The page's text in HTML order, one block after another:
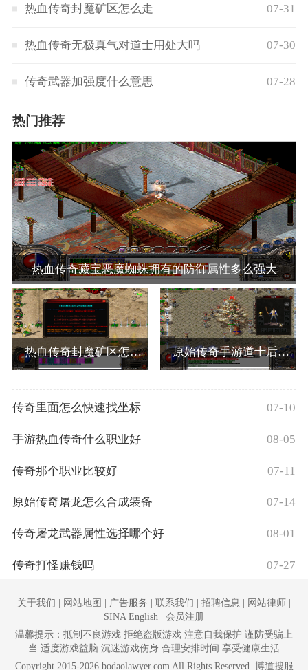
热血传奇封魔矿区怎么走 07-31
热血传奇无极真气对道士用处大吗 07-30
传奇武器加强度什么意思 07-28
热门推荐
热血传奇藏宝恶魔蜘蛛拥有的防御属性多么强大
热血传奇封魔矿区怎么走 原始传奇手游道士后期被嫌弃吗
传奇里面怎么快速找坐标 07-10
手游热血传奇什么职业好 08-05
传奇那个职业比较好 07-11
原始传奇屠龙怎么合成装备 07-14
传奇屠龙武器属性选择哪个好 08-01
传奇打怪赚钱吗 07-27
关于我们 | 网站地图 | 广告服务 | 联系我们 | 招聘信息 | 网站律师 |
SINA English | 会员注册
温馨提示：抵制不良游戏 拒绝盗版游戏 注意自我保护 谨防受骗上
当 适度游戏益脑 沉迷游戏伤身 合理安排时间 享受健康生活
Copyright 2015-2026 bodaolawyer.com All Rights Reserved. 博道搜服